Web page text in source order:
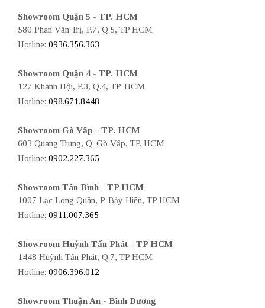
Showroom Quận 5 - TP. HCM
580 Phan Văn Trị, P.7, Q.5, TP HCM
Hotline: 0936.356.363
Showroom Quận 4 - TP. HCM
127 Khánh Hội, P.3, Q.4, TP. HCM
Hotline: 098.671.8448
Showroom Gò Vấp - TP. HCM
603 Quang Trung, Q. Gò Vấp, TP. HCM
Hotline: 0902.227.365
Showroom Tân Bình - TP HCM
1007 Lạc Long Quân, P. Bảy Hiền, TP HCM
Hotline: 0911.007.365
Showroom Huỳnh Tấn Phát - TP HCM
1448 Huỳnh Tấn Phát, Q.7, TP HCM
Hotline: 0906.396.012
Showroom Thuận An - Bình Dương